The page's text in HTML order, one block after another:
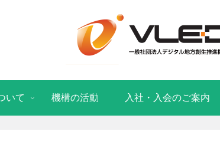
いて 機構の活動 入社・入会のご案内